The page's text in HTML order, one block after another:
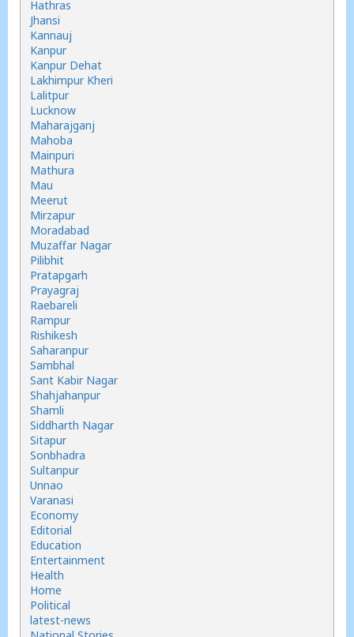
Hathras
Jhansi
Kannauj
Kanpur
Kanpur Dehat
Lakhimpur Kheri
Lalitpur
Lucknow
Maharajganj
Mahoba
Mainpuri
Mathura
Mau
Meerut
Mirzapur
Moradabad
Muzaffar Nagar
Pilibhit
Pratapgarh
Prayagraj
Raebareli
Rampur
Rishikesh
Saharanpur
Sambhal
Sant Kabir Nagar
Shahjahanpur
Shamli
Siddharth Nagar
Sitapur
Sonbhadra
Sultanpur
Unnao
Varanasi
Economy
Editorial
Education
Entertainment
Health
Home
Political
latest-news